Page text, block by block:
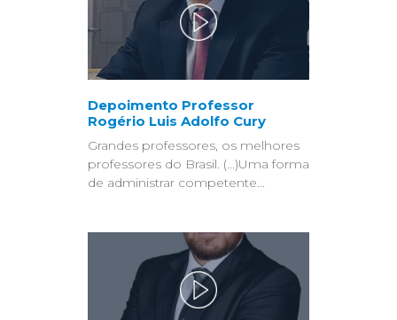
Depoimento Professor
Rogério Luis Adolfo Cury
Grandes professores, os melhores
professores do Brasil. (...)Uma forma
de administrar competente...